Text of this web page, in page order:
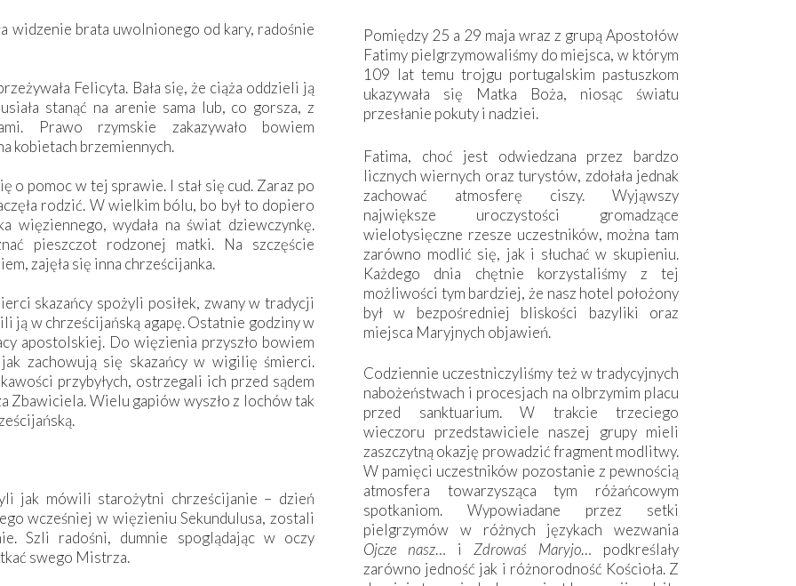
widzenie brata uwolnionego od kary, radośnie
Felicyta. Bała się, że ciąża oddzieli ją
stanąć na arenie sama lub, co gorsza, z
Prawo rzymskie zakazywało bowiem
kobietach brzemiennych.
o pomoc w tej sprawie. I stał się cud. Zaraz po
rodzić. W wielkim bólu, bo był to dopiero
więziennego, wydała na świat dziewczynkę.
pieszczot rodzonej matki. Na szczęście
zajęła się inna chrześcijanka.
skazańcy spożyli posiłek, zwany w tradycji
ją w chrześcijańską agapę. Ostatnie godziny w
apostolskiej. Do więzienia przyszło bowiem
zachowują się skazańcy w wigilię śmierci.
przybyłych, ostrzegali ich przed sądem
Zbawiciela. Wielu gapiów wyszło z lochów tak
jak mówili starożytni chrześcijanie – dzień
wcześniej w więzieniu Sekundulusa, zostali
Szli radośni, dumnie spoglądając w oczy
swego Mistrza.
Pomiędzy 25 a 29 maja wraz z grupą Apostołów
Fatimy pielgrzymowaliśmy do miejsca, w którym
109 lat temu trojgu portugalskim pastuszkom
ukazywała się Matka Boża, niosąc światu
przesłanie pokuty i nadziei.
Fatima, choć jest odwiedzana przez bardzo
licznych wiernych oraz turystów, zdołała jednak
zachować atmosferę ciszy. Wyjąwszy
największe uroczystości gromadzące
wielotysięczne rzesze uczestników, można tam
zarówno modlić się, jak i słuchać w skupieniu.
Każdego dnia chętnie korzystaliśmy z tej
możliwości tym bardziej, że nasz hotel położony
był w bezpośredniej bliskości bazyliki oraz
miejsca Maryjnych objawień.
Codziennie uczestniczyliśmy też w tradycyjnych
nabożeństwach i procesjach na olbrzymim placu
przed sanktuarium. W trakcie trzeciego
wieczoru przedstawiciele naszej grupy mieli
zaszczytną okazję prowadzić fragment modlitwy.
W pamięci uczestników pozostanie z pewnością
atmosfera towarzysząca tym różańcowym
spotkaniom. Wypowiadane przez setki
pielgrzymów w różnych językach wezwania
Ojcze nasz… i Zdrowaś Maryjo… podkreślały
zarówno jedność jak i różnorodność Kościoła. Z